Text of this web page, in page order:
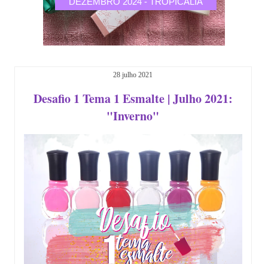
28 julho 2021
Desafio 1 Tema 1 Esmalte | Julho 2021:
"Inverno"